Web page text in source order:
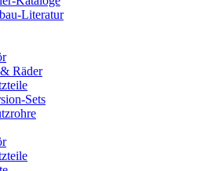
Literatur
Räder
Sets